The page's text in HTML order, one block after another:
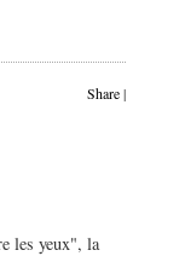
Share|
les yeux", la